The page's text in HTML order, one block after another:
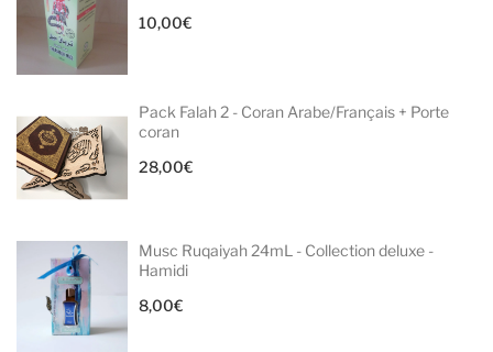
10,00€
Pack Falah 2 - Coran Arabe/Français + Porte
coran
28,00€
Musc Ruqaiyah 24mL - Collection deluxe -
Hamidi
8,00€